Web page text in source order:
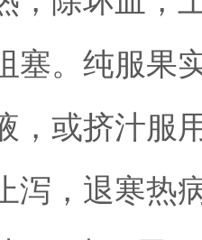
塞。纯服果
，或挤汁服
泻，退寒热